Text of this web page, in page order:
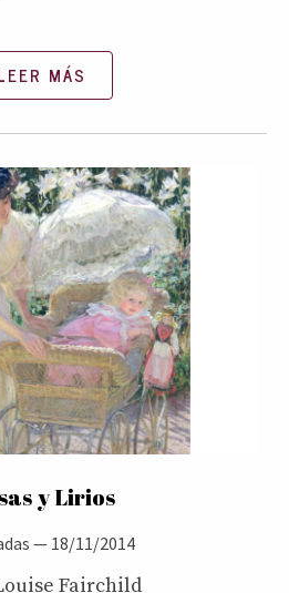
MÁS
y Lirios
— 18/11/2014
Fairchild